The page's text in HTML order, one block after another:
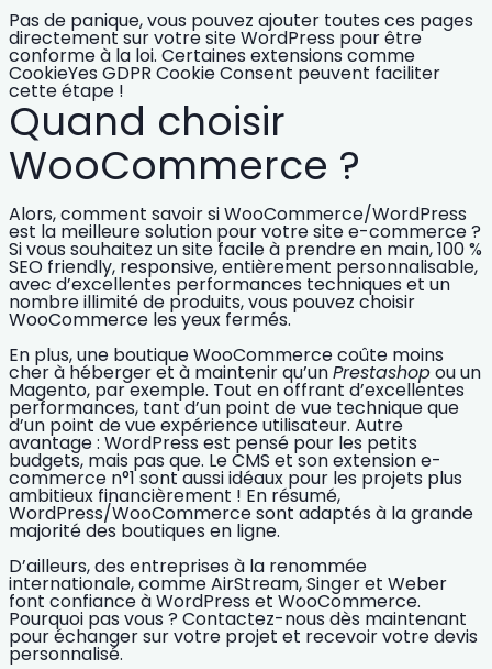
Pas de panique, vous pouvez ajouter toutes ces pages
directement sur votre site WordPress pourêtre
conforme à la loi. Certaines extensions comme
CookieYes GDPR Cookie Consent peuvent faciliter
cette étape !
Quand choisir
WooCommerce ?
Alors, comment savoir si WooCommerce/WordPress
est la meilleure solution pour votre site e-commerce?
Si vous souhaitez un site facile à prendre en main, 100 %
SEO friendly, responsive, entièrement personnalisable,
avec d’excellentes performances techniques et un
nombre illimité de produits, vous pouvez choisir
WooCommerce les yeux fermés.
En plus, une boutique WooCommercecoûte moins
cher à héberger et à maintenir qu’unPrestashopou un
Magento, par exemple. Tout en offrant d’excellentes
performances, tant d’un point de vue technique que
d’un point de vue expérience utilisateur. Autre
avantage : WordPress est pensé pour les petits
budgets, mais pas que. Le CMS et son extension e-
commerce n°1 sont aussi idéaux pour les projets plus
ambitieux financièrement ! En résumé,
WordPress/WooCommerce sont adaptés à la grande
majorité des boutiques en ligne.
D’ailleurs, des entreprises à la renommée
internationale, comme AirStream, Singer et Weber
font confiance à WordPress et WooCommerce.
Pourquoi pas vous ? Contactez-nous dès maintenant
pour échanger sur votre projet et recevoir votre devis
personnalisé.